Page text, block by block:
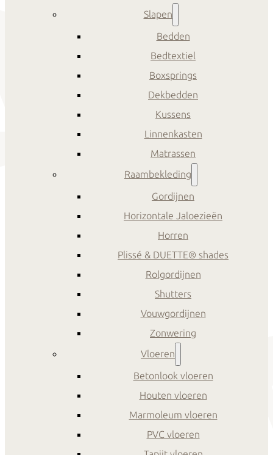
Slapen
Bedden
Bedtextiel
Boxsprings
Dekbedden
Kussens
Linnenkasten
Matrassen
Raambekleding
Gordijnen
Horizontale Jaloezieën
Horren
Plissé & DUETTE® shades
Rolgordijnen
Shutters
Vouwgordijnen
Zonwering
Vloeren
Betonlook vloeren
Houten vloeren
Marmoleum vloeren
PVC vloeren